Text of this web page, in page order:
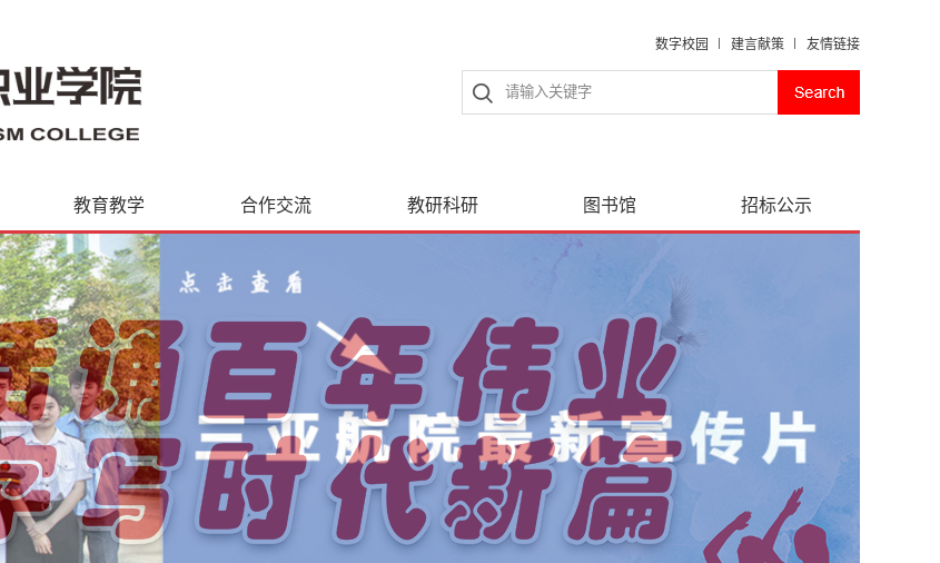
数字校园 建言献策 友情链接
教育教学 合作交流 教研科研 图书馆 招标公示